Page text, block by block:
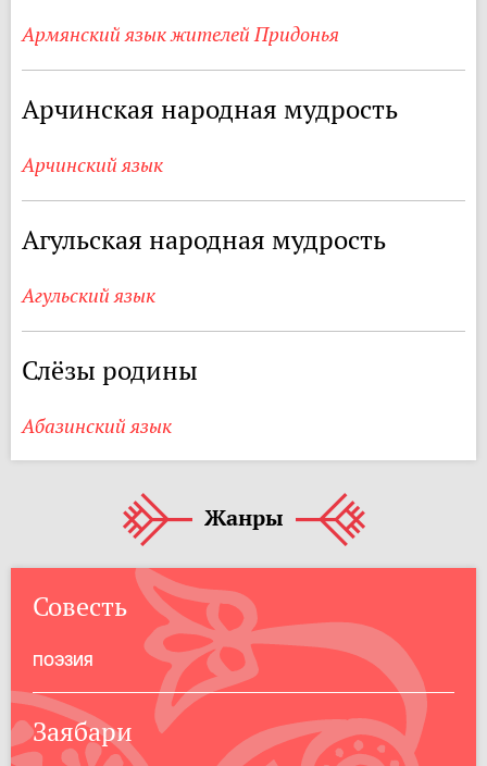
Армянский язык жителей Придонья
Арчинская народная мудрость
Арчинский язык
Агульская народная мудрость
Агульский язык
Слёзы родины
Абазинский язык
Жанры
Совесть
ПОЭЗИЯ
Заябари